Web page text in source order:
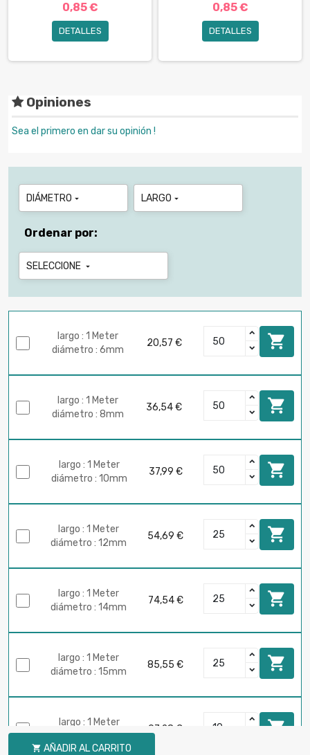
0,85 €
DETALLES
0,85 €
DETALLES
Opiniones
Sea el primero en dar su opinión !
DIÁMETRO  LARGO 
Ordenar por:
SELECCIONE 
largo : 1 Meter
diámetro : 6mm
20,57 € 
largo : 1 Meter
diámetro : 8mm
36,54 € 
largo : 1 Meter
diámetro : 10mm
37,99 € 
largo : 1 Meter
diámetro : 12mm
54,69 € 
largo : 1 Meter
diámetro : 14mm
74,54 € 
largo : 1 Meter
diámetro : 15mm
85,55 € 
largo : 1 Meter
diámetro : 16mm
97,28 € 
 AÑADIR AL CARRITO